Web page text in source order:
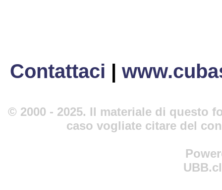
Contattaci |
© 2000 - 2025. Il materiale di questo
caso vogliate citare del